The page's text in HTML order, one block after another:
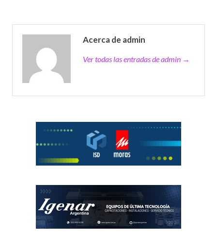
Acerca de admin
Ver todas las entradas de admin →